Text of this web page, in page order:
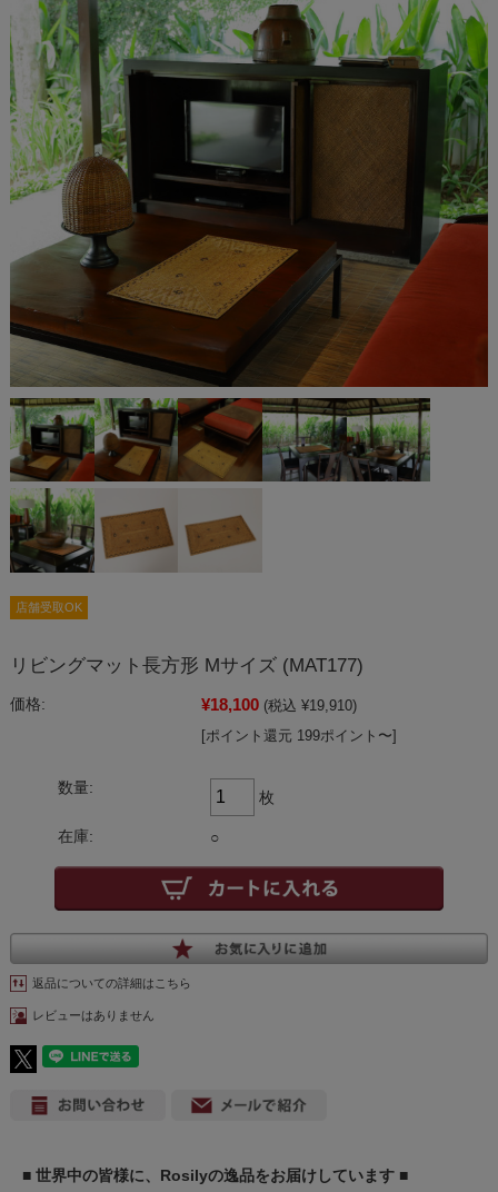
店舗受取OK
リビングマット長方形 Mサイズ (MAT177)
価格: ¥18,100 (税込 ¥19,910)
[ポイント還元 199ポイント〜]
数量:
枚
在庫: ○
返品についての詳細はこちら
レビューはありません
■ 世界中の皆様に、Rosilyの逸品をお届けしています ■